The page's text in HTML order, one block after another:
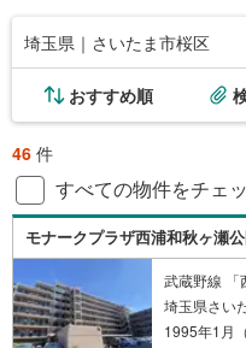
埼玉県｜さいたま市桜区
おすすめ順
46 件
すべての物件をチェ
モナークプラザ西浦和秋ヶ瀬
武蔵野線 「
埼玉県さい
1995年1月